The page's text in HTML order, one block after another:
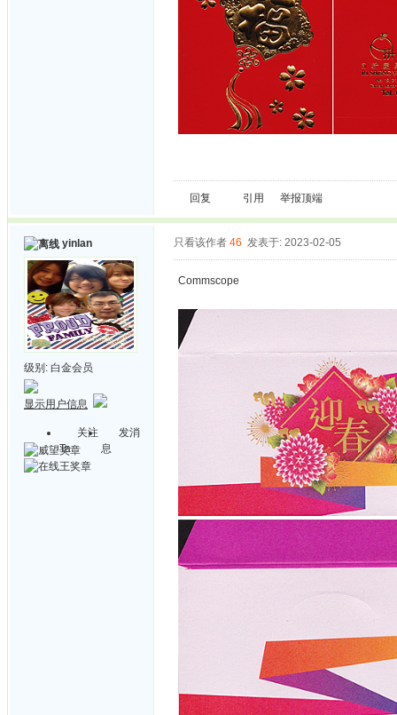
回复 引用 举报顶端
yinlan
级别: 白金会员
显示用户信息
关注
Ta
发消
息
只看该作者 46 发表于: 2023-02-05
Commscope